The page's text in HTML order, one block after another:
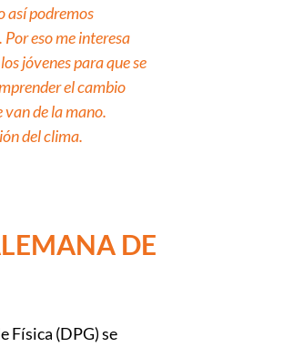
así podremos
eso me interesa
jóvenes para que se
el cambio
de la mano.
del clima.
DE
Física (DPG) se